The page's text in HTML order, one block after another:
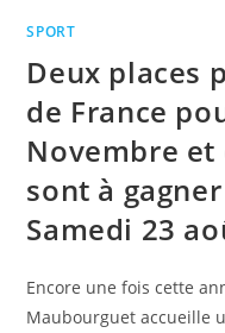
SPORT
Deux places
de France
Novembre et
sont à
Samedi 23
Encore une fois cette
Maubourguet accueille